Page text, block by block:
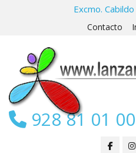
Excmo.
Contacto
928 81 01 00